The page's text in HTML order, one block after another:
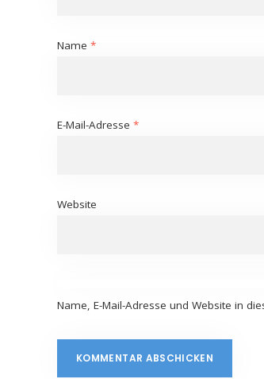
Name *
E-Mail-Adresse *
Website
Name, E-Mail-Adresse und Website in